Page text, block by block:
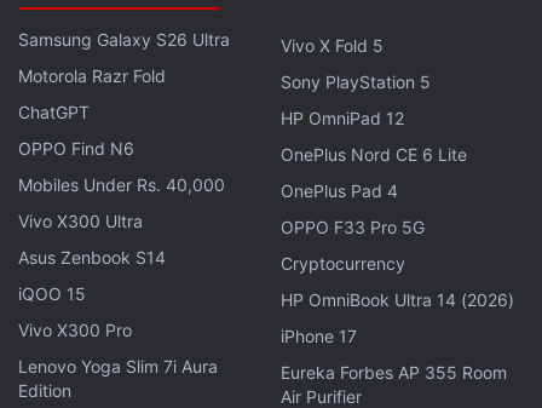
Generation steht.
Galaxy Buds 4 sowohl Bluetooth Classic Bluetooth
Low Energy unterstützen. Bluetooth-Version oder
die Akkukapazität Dokumenten nicht genannt.
Bluetooth Classic eignet Anwendungen
Musikstreaming, Telefonate und Datei
übertragungen. Bluetooth Low Energy (BLE) ist für
Anwendungen, Benachrichtigungen und
Hintergrund kommunikation von Geräten konzipiert.
Samsung wird die Galaxy 526 Serie vorstellen. Der
Verkaufsstart ist Zeitplan zutreffen Samsungs
Samsung Galaxy S26 Ultra
Motorola Razr Fold
ChatGPT
OPPO Find N6
Mobiles Under Rs. 40,000
Vivo X300 Ultra
Asus Zenbook S14
iQOO 15
Vivo X300 Pro
Lenovo Yoga Slim 7i Aura
Edition
Vivo X Fold 5
Sony PlayStation 5
HP OmniPad 12
OnePlus Nord CE 6 Lite
OnePlus Pad 4
OPPO F33 Pro 5G
Cryptocurrency
HP OmniBook Ultra 14 (2026)
iPhone 17
Eureka Forbes AP 355 Room
Air Purifier